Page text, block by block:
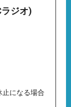
ラジオ)
になる場合